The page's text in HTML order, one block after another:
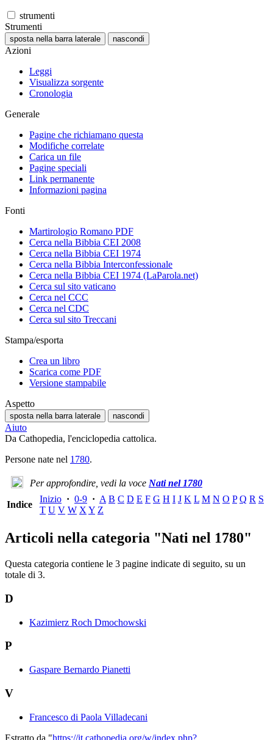
strumenti
Strumenti
sposta nella barra laterale nascondi
Azioni
Leggi
Visualizza sorgente
Cronologia
Generale
Pagine che richiamano questa
Modifiche correlate
Carica un file
Pagine speciali
Link permanente
Informazioni pagina
Fonti
Martirologio Romano PDF
Cerca nella Bibbia CEI 2008
Cerca nella Bibbia CEI 1974
Cerca nella Bibbia Interconfessionale
Cerca nella Bibbia CEI 1974 (LaParola.net)
Cerca sul sito vaticano
Cerca nel CCC
Cerca nel CDC
Cerca sul sito Treccani
Stampa/esporta
Crea un libro
Scarica come PDF
Versione stampabile
Aspetto
sposta nella barra laterale nascondi
Aiuto
Da Cathopedia, l'enciclopedia cattolica.
Persone nate nel 1780.
Per approfondire, vedi la voce Nati nel 1780
Indice
Inizio · 0-9 · A B C D E F G H I J K L M N O P Q R S
T U V W XY Z
Articoli nella categoria "Nati nel 1780"
Questa categoria contiene le 3 pagine indicate di seguito, su un
totale di 3.
D
Kazimierz Roch Dmochowski
P
Gaspare Bernardo Pianetti
V
Francesco di Paola Villadecani
Estratto da "https://it.cathopedia.org/w/index.php?